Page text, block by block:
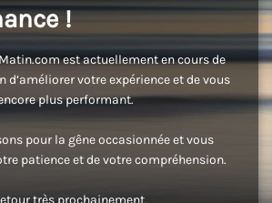
!
est actuellement en cours de
d’améliorer votre expérience et de vous
plus performant.
pour la gêne occasionnée et vous
patience et de votre compréhension.
très prochainement.